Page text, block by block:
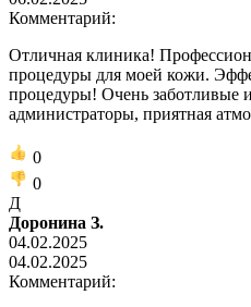
Комментарий:
Отличная клиника!
процедуры для моей кожи.
процедуры! Очень заботливые
администраторы, приятная
0
0
Д
Доронина З.
04.02.2025
04.02.2025
Комментарий: